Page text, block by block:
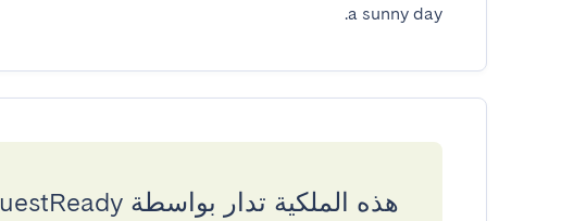
a sunny day.
هذه الملكية تدار بواسطة GuestReady